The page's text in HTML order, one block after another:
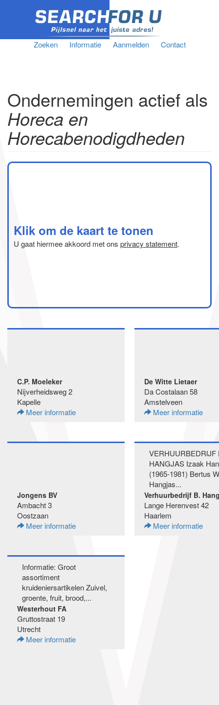
Zoeken Informatie Aanmelden Contact
Ondernemingen actief als
Horeca en
Horecabenodigdheden
Klik om de kaart te tonen
U gaat hiermee akkoord met ons privacy statement.
C.P. Moeleker
Nijverheidsweg 2
Kapelle
Meer informatie
De Witte Lietaer
Da Costalaan 58
Amstelveen
Meer informatie
Jongens BV
Ambacht 3
Oostzaan
Meer informatie
VERHUURBEDRIJF
HANGJAS Izaak
(1965-1981) Bertus
Hangjas...
Verhuurbedrijf B.
Lange Herenvest 42
Haarlem
Meer informatie
Informatie: Groot
assortiment
kruideniersartikelen Zuivel,
groente, fruit, brood,...
Westerhout FA
Gruttostraat 19
Utrecht
Meer informatie